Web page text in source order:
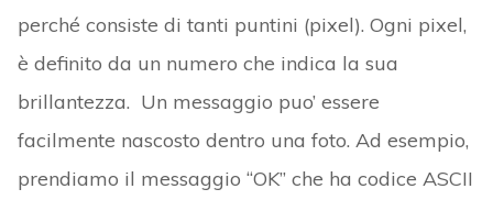
perché consiste di tanti puntini (pixel). Ogni pixel,
è definito da un numero che indica la sua
brillantezza. Un messaggio puo’ essere
facilmente nascosto dentro una foto. Ad esempio,
prendiamo il messaggio “OK” che ha codice ASCII